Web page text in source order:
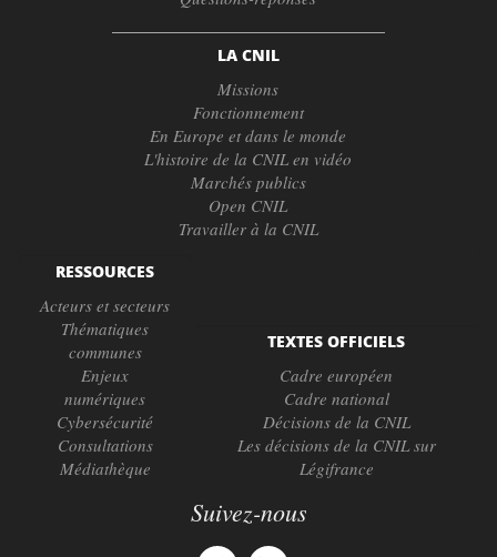
LA CNIL
Missions
Fonctionnement
En Europe et dans le monde
L'histoire de la CNIL en vidéo
Marchés publics
Open CNIL
Travailler à la CNIL
RESSOURCES
Acteurs et secteurs
Thématiques
communes
Enjeux
numériques
Cybersécurité
Consultations
Médiathèque
TEXTES OFFICIELS
Cadre européen
Cadre national
Décisions de la CNIL
Les décisions de la CNIL sur
Légifrance
Suivez-nous